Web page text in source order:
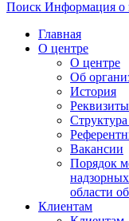
Поиск Информация о
Главная
О центре
О центре
Об
История
Реквизиты
Вакансии
Порядок
области
Клиентам